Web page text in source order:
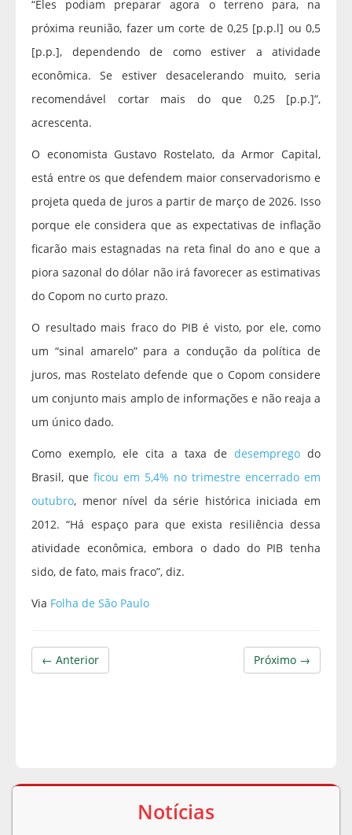
“Eles podiam preparar agora o terreno para, na
próxima reunião, fazer um corte de 0,25 [p.p.l] ou 0,5
[p.p.], dependendo de como estiver a atividade
econômica. Se estiver desacelerando muito, seria
recomendável cortar mais do que 0,25 [p.p.]”,
acrescenta.
O economista Gustavo Rostelato, da Armor Capital,
está entre os que defendem maior conservadorismo e
projeta queda de juros a partir de março de 2026. Isso
porque ele considera que as expectativas de inflação
ficarão mais estagnadas na reta final do ano e que a
piora sazonal do dólar não irá favorecer as estimativas
do Copom no curto prazo.
O resultado mais fraco do PIB é visto, por ele, como
um “sinal amarelo” para a condução da política de
juros, mas Rostelato defende que o Copom considere
um conjunto mais amplo de informações e não reaja a
um único dado.
Como exemplo, ele cita a taxa de desemprego do
Brasil, que ficou em 5,4% no trimestre encerrado em
outubro, menor nível da série histórica iniciada em
2012. “Há espaço para que exista resiliência dessa
atividade econômica, embora o dado do PIB tenha
sido, de fato, mais fraco”, diz.
Via Folha de São Paulo
Próximo →
← Anterior
Notícias